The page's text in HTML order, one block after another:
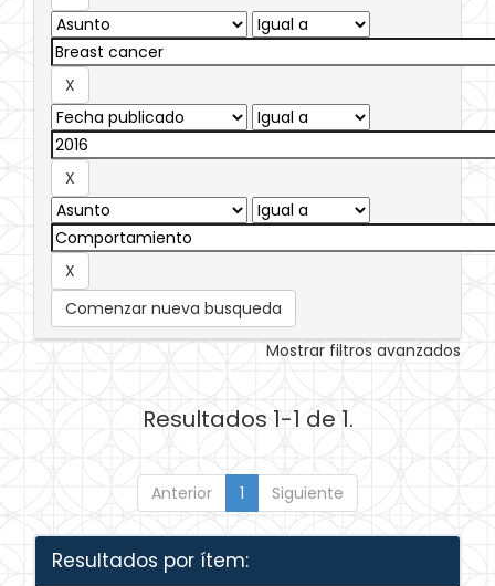
Comenzar nueva busqueda
Mostrar filtros avanzados
Resultados 1-1 de 1.
Anterior 1 Siguiente
Resultados por ítem: